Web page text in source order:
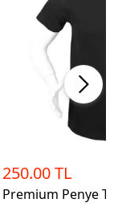
250.00 TL
Premium Penye